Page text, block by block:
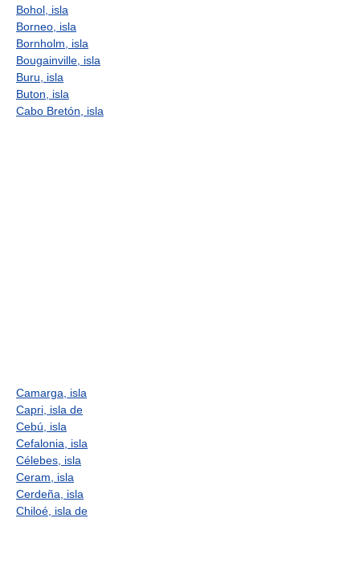
Bohol, isla
Borneo, isla
Bornholm, isla
Bougainville, isla
Buru, isla
Buton, isla
Cabo Bretón, isla
Camarga, isla
Capri, isla de
Cebú, isla
Cefalonia, isla
Célebes, isla
Ceram, isla
Cerdeña, isla
Chiloé, isla de